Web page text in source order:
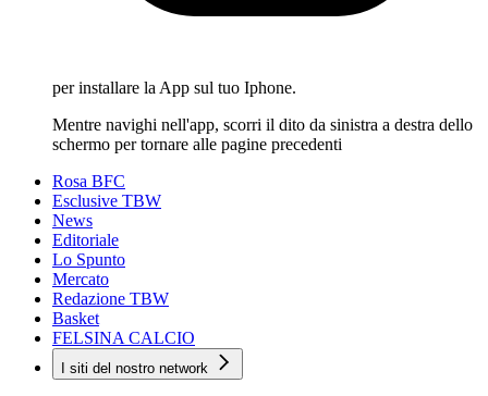
per installare la App sul tuo Iphone.
Mentre navighi nell'app, scorri il dito da sinistra a destra dello
schermo per tornare alle pagine precedenti
Rosa BFC
Esclusive TBW
News
Editoriale
Lo Spunto
Mercato
Redazione TBW
Basket
FELSINA CALCIO
I siti del nostro network